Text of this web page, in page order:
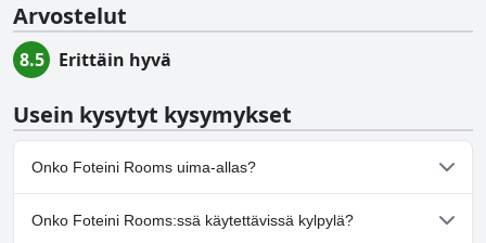
Arvostelut
8.5 Erittäin hyvä
Usein kysytyt kysymykset
Onko Foteini Rooms uima-allas?
Ei, Foteini Rooms ei ole uima-allasta.
Onko Foteini Rooms:ssä käytettävissä kylpylä?